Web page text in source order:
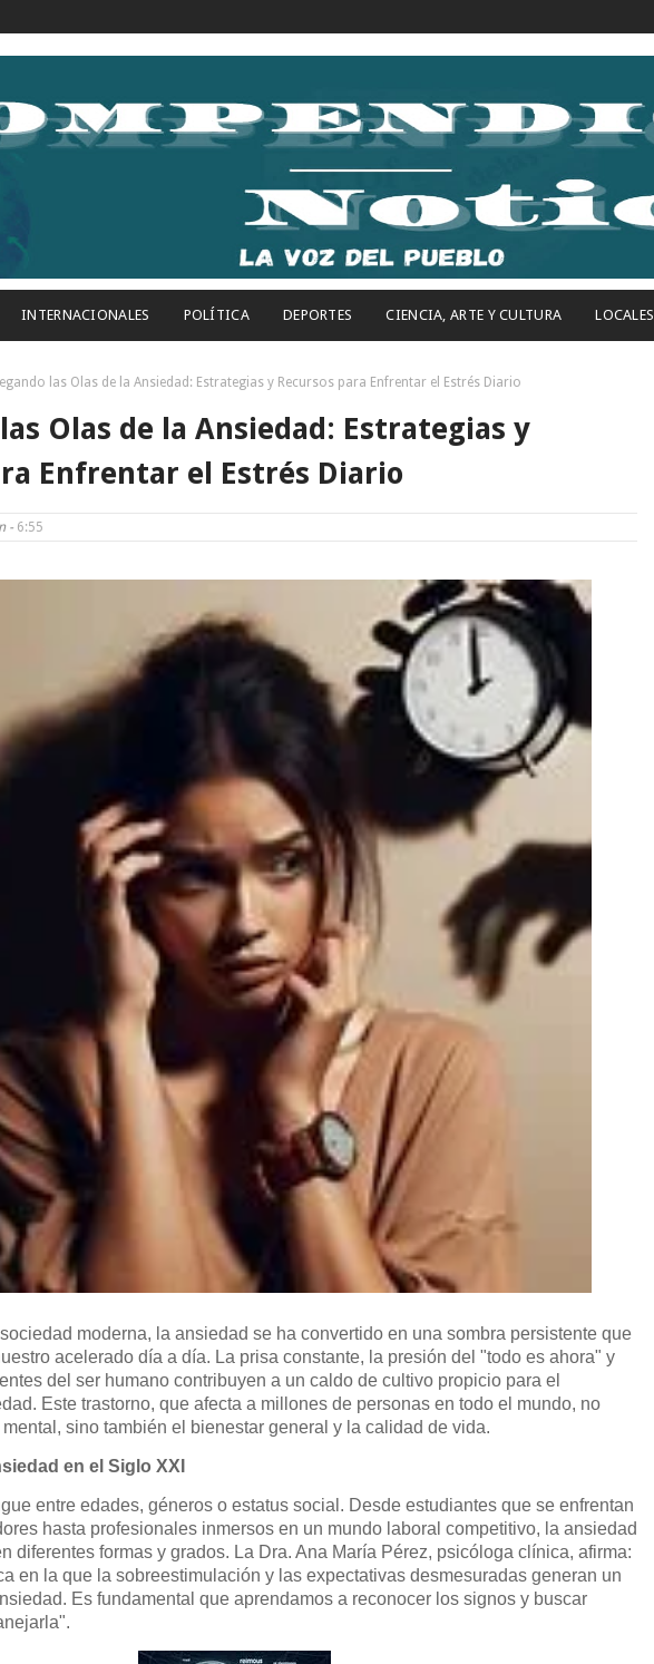
INTERNACIONALES POLÍTICA DEPORTES CIENCIA, ARTE Y CULTURA LOCALES
las Olas de la Ansiedad: Estrategias y Recursos para Enfrentar el Estrés Diario
Olas de la Ansiedad: Estrategias y
Enfrentar el Estrés Diario
- 6:55
moderna, la ansiedad se ha convertido en una sombra persistente que
acelerado día a día. La prisa constante, la presión del "todo es ahora" y
del ser humano contribuyen a un caldo de cultivo propicio para el
Este trastorno, que afecta a millones de personas en todo el mundo, no
sino también el bienestar general y la calidad de vida.
en el Siglo XXI
entre edades, géneros o estatus social. Desde estudiantes que se enfrentan
hasta profesionales inmersos en un mundo laboral competitivo, la ansiedad
diferentes formas y grados. La Dra. Ana María Pérez, psicóloga clínica, afirma:
en la que la sobreestimulación y las expectativas desmesuradas generan un
Es fundamental que aprendamos a reconocer los signos y buscar